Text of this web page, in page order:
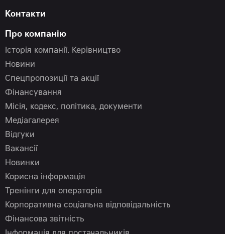
Контакти
Про компанію
Історія компанії. Керівництво
Новини
Спецпропозиції та акції
Фінансування
Місія, кодекс, політика, документи
Медіагалерея
Відгуки
Вакансії
Новинки
Корисна інформація
Тренінги для операторів
Корпоративна соціальна відповідальність
Фінансова звітність